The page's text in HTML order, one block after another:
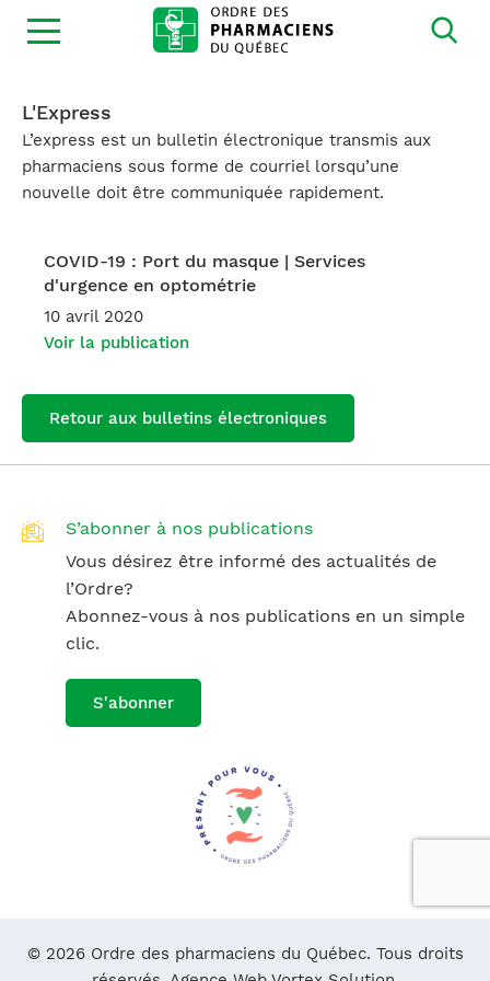
Ouvrir
la
L'Express
L’express est un bulletin électronique transmis aux
pharmaciens sous forme de courriel lorsqu’une
nouvelle doit être communiquée rapidement.
COVID-19 : Port du masque | Services
d'urgence en optométrie
10 avril 2020
Voir la publication
Retour aux bulletins électroniques
S’abonner à nos publications
Vous désirez être informé des actualités de
l’Ordre?
Abonnez-vous à nos publications en un simple
clic.
S'abonner
© 2026 Ordre des pharmaciens du Québec. Tous droits